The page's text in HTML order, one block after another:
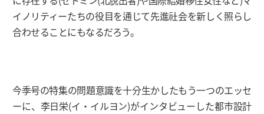
イノリティーたちの役目を通じて先進社会を新しく照らし
合わせることにもなるだろう。
今季号の特集の問題意識を十分生かしたもう一つのエッセ
ーに、李日栄(イ・イルヨン)がインタビューした都市設計